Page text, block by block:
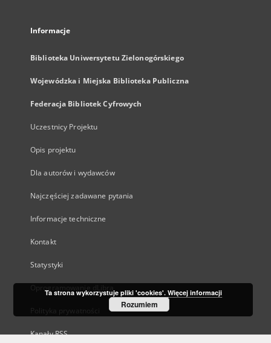
Informacje
Biblioteka Uniwersytetu Zielonogórskiego
Wojewódzka i Miejska Biblioteka Publiczna
Federacja Bibliotek Cyfrowych
Uczestnicy Projektu
Opis projektu
Dla autorów i wydawców
Najczęściej zadawane pytania
Informacje techniczne
Kontakt
Statystyki
Oprogramowanie dLibra
Polityka prywatności
Kanały RSS
Ta strona wykorzystuje pliki 'cookies'. Więcej informacji
Rozumiem